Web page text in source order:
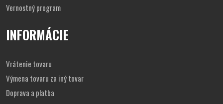
Vernostný program
INFORMÁCIE
Vrátenie tovaru
Výmena tovaru za iný tovar
Doprava a platba